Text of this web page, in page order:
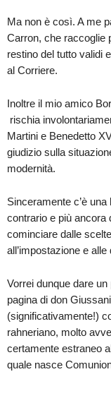
Ma non è così. A me
Carron, che raccoglie
restino del tutto validi
al Corriere.
Inoltre il mio amico
rischia
Martini e Benedetto
giudizio sulla
modernità.
Sinceramente c’è
contrario e più ancora
cominciare dalle
all’impostazione e
Vorrei dunque dare
pagina di don
(significativamente!)
rahneriano, molto
certamente estraneo
quale nasce